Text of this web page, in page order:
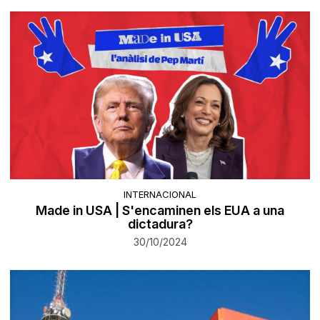
INTERNACIONAL
Made in USA | S'encaminen els EUA a una
dictadura?
30/10/2024